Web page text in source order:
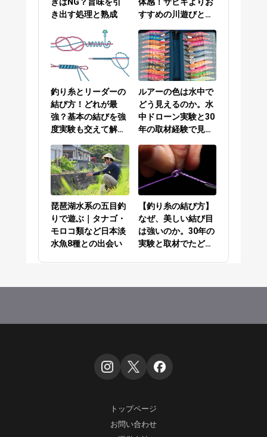
ぎはNG？旨味を引
き出す処理と熟成
体感！サビキよりお
すすめの川遊びと
釣り糸とリーダーの
結び方！どれが最
強？基本の結びを強
度実験も交えて解説
ーの結び方編
ルアーの色は水中で
どう見えるのか。水
中ドローン実験と30
年の取材経験で見え
琵琶湖水系の五目釣
りで遊ぶ｜タナゴ・
モロコ類など日本淡
水魚8種との出会い
【釣り糸の結び方】
なぜ、美しい結び目
は強いのか。30年の
実験と取材でたどり
トップページ
お問い合わせ